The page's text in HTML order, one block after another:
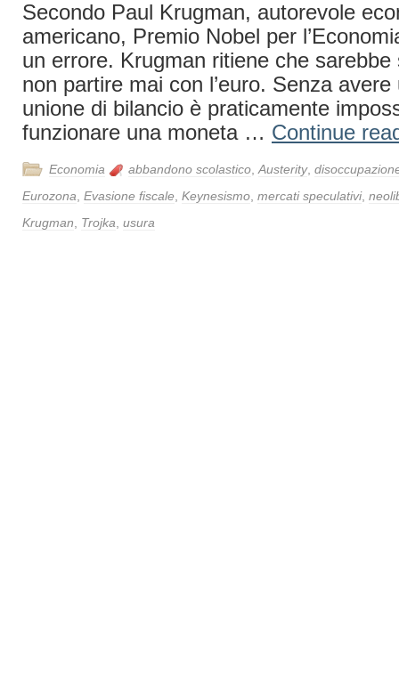
Secondo Paul Krugman, autorevole
americano, Premio Nobel per
un errore. Krugman ritiene che sarebbe
non partire mai con l’euro. Senza avere
unione di bilancio è praticamente
funzionare una moneta … Continue
Economia abbandono scolastico Austerity,
Eurozona Evasione fiscale Keynesismo mercati speculativi,
Krugman
Trojka usura